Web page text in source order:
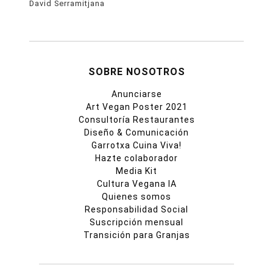
David Serramitjana
SOBRE NOSOTROS
Anunciarse
Art Vegan Poster 2021
Consultoría Restaurantes
Diseño & Comunicación
Garrotxa Cuina Viva!
Hazte colaborador
Media Kit
Cultura Vegana IA
Quienes somos
Responsabilidad Social
Suscripción mensual
Transición para Granjas